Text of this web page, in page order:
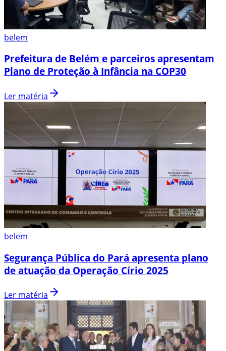
belem
Prefeitura de Belém e parceiros apresentam
Plano de Proteção à Infância na COP30
Ler matéria
belem
Segurança Pública do Pará apresenta plano
de atuação da Operação Círio 2025
Ler matéria